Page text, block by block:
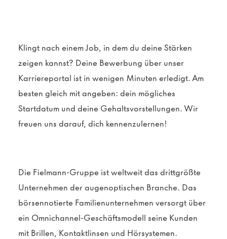
Klingt nach einem Job, in dem du deine Stärken
zeigen kannst? Deine Bewerbung über unser
Karriereportal ist in wenigen Minuten erledigt. Am
besten gleich mit angeben: dein mögliches
Startdatum und deine Gehaltsvorstellungen. Wir
freuen uns darauf, dich kennenzulernen!
Die Fielmann-Gruppe ist weltweit das drittgrößte
Unternehmen der augenoptischen Branche. Das
börsennotierte Familienunternehmen versorgt über
ein Omnichannel-Geschäftsmodell seine Kunden
mit Brillen, Kontaktlinsen und Hörsystemen.